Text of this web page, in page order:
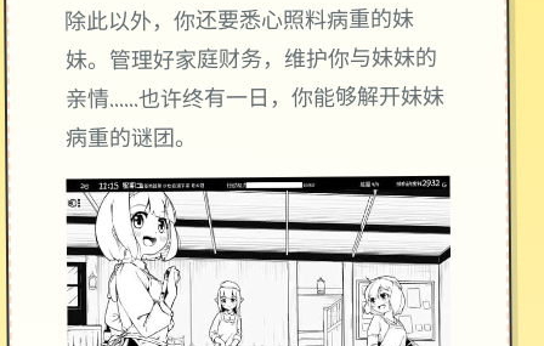
除此以外，你还要悉心照料病重的妹
妹。管理好家庭财务，维护你与妹妹的
亲情……也许终有一日，你能够解开妹妹
病重的谜团。